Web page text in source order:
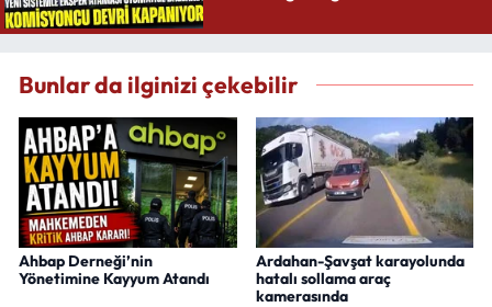
Bunlar da ilginizi çekebilir
Ahbap Derneği’nin
Yönetimine Kayyum Atandı
Ardahan-Şavşat karayolunda
hatalı sollama araç
kamerasında